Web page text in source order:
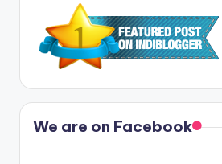
We are on Facebook